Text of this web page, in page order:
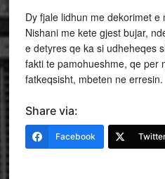
Dy fjale lidhun me dekorimet
Nishani me kete gjest bujar,
e detyres qe ka si udheheqes
fakti te pamohueshme, qe per
fatkeqsisht, mbeten ne erresin.
Share via:
Facebook